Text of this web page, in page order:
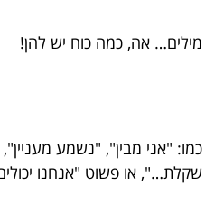
מילים… אה, כמה כוח יש להן!
כמו: "אני מבין", "נשמע
שקלת…", או פשוט "אנחנו